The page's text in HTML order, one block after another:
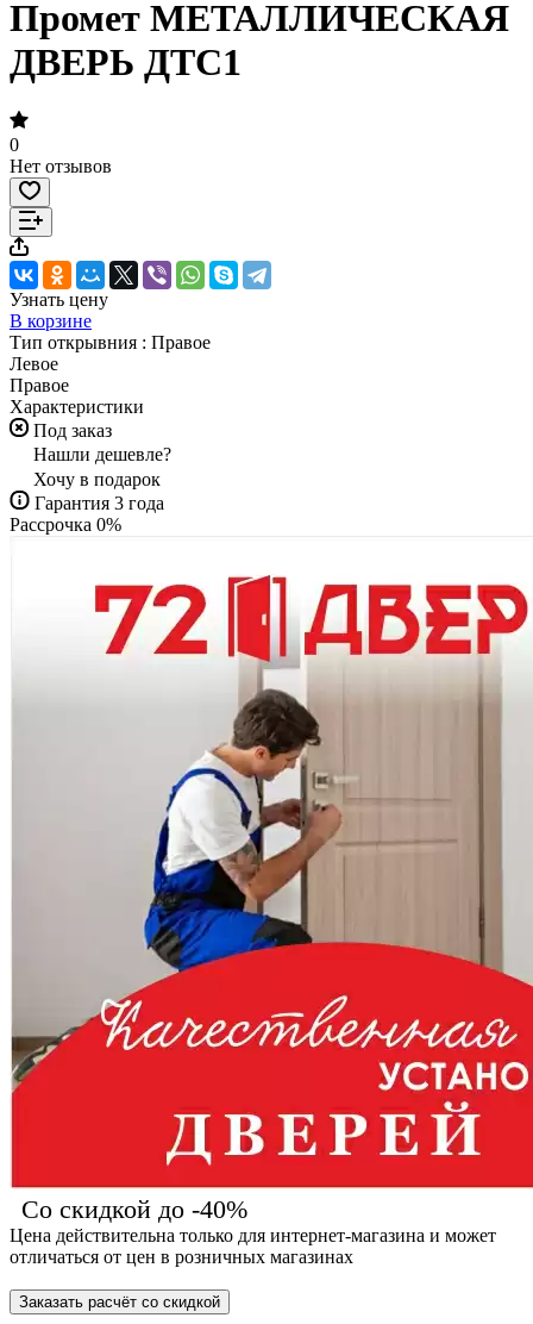
Промет МЕТАЛЛИЧЕСКАЯ
ДВЕРЬ ДТС1
0
Нет отзывов
Узнать цену
В корзине
Тип открывния : Правое
Левое
Правое
Характеристики
Под заказ
Нашли дешевле?
Хочу в подарок
Гарантия 3 года
Рассрочка 0%
Со скидкой до -40%
Цена действительна только для интернет-магазина и может
отличаться от цен в розничных магазинах
Заказать расчёт со скидкой